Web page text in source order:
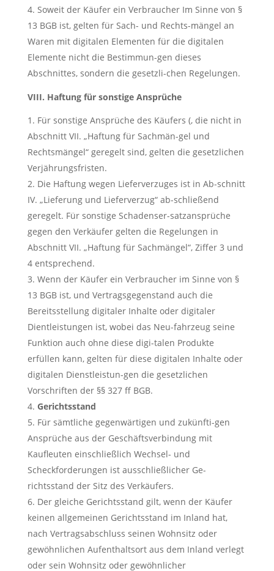
Soweit der Käufer ein Verbraucher Im Sinne von §
13 BGB ist, gelten für Sach- und Rechts-mängel an
Waren mit digitalen Elementen für die digitalen
Elemente nicht die Bestimmun-gen dieses
Abschnittes, sondern die gesetzli-chen Regelungen.
VIII. Haftung für sonstige Ansprüche
Für sonstige Ansprüche des Käufers (, die nicht in
Abschnitt VII. „Haftung für Sachmän-gel und
Rechtsmängel“ geregelt sind, gelten die gesetzlichen
Verjährungsfristen.
Die Haftung wegen Lieferverzuges ist in Ab-schnitt
IV. „Lieferung und Lieferverzug“ ab-schließend
geregelt. Für sonstige Schadenser-satzansprüche
gegen den Verkäufer gelten die Regelungen in
Abschnitt VII. „Haftung für Sachmängel“, Ziffer 3 und
4 entsprechend.
Wenn der Käufer ein Verbraucher im Sinne von §
13 BGB ist, und Vertragsgegenstand auch die
Bereitsstellung digitaler Inhalte oder digitaler
Dientleistungen ist, wobei das Neu-fahrzeug seine
Funktion auch ohne diese digi-talen Produkte
erfüllen kann, gelten für diese digitalen Inhalte oder
digitalen Dienstleistun-gen die gesetzlichen
Vorschriften der §§ 327 ff BGB.
Gerichtsstand
Für sämtliche gegenwärtigen und zukünfti-gen
Ansprüche aus der Geschäftsverbindung mit
Kaufleuten einschließlich Wechsel- und
Scheckforderungen ist ausschließlicher Ge-
richtsstand der Sitz des Verkäufers.
Der gleiche Gerichtsstand gilt, wenn der Käufer
keinen allgemeinen Gerichtsstand im Inland hat,
nach Vertragsabschluss seinen Wohnsitz oder
gewöhnlichen Aufenthaltsort aus dem Inland verlegt
oder sein Wohnsitz oder gewöhnlicher